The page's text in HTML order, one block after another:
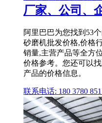
厂家、公司、
阿里巴巴为您找到53
砂磨机批发价格,价格
销量,主营产品等全方
价格参考。您还可以
产品的价格信息。
联系电话: 180 3780